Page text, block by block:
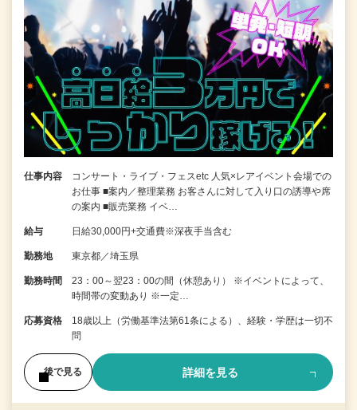
仕事内容
コンサート・ライブ・フェスetc 人気×レアイベント会場での
お仕事 ■案内／整理業務 お客さんに対して入り口の誘導や席
の案内 ■販売業務 イベ…
給与 日給30,000円+交通費※深夜手当含む
勤務地 東京都／埼玉県
勤務時間
23：00～翌23：00の間（休憩あり） ※イベントによって、
時間帯の変動あり ※一定…
応募資格
18歳以上（労働基準法第61条による）、経験・学歴は一切不
問
後で見る 詳細を見る